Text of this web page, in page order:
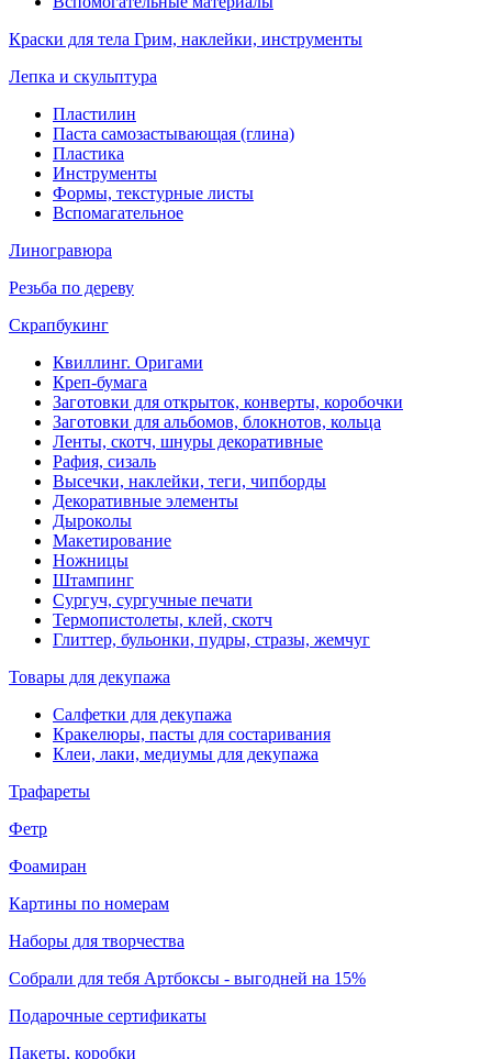
Краски для тела Грим, наклейки, инструменты
Лепка и скульптура
Пластилин
Паста самозастывающая (глина)
Пластика
Инструменты
Формы, текстурные листы
Вспомагательное
Линогравюра
Резьба по дереву
Скрапбукинг
Квиллинг. Оригами
Креп-бумага
Заготовки для открыток, конверты, коробочки
Заготовки для альбомов, блокнотов, кольца
Ленты, скотч, шнуры декоративные
Рафия, сизаль
Высечки, наклейки, теги, чипборды
Декоративные элементы
Дыроколы
Макетирование
Ножницы
Штампинг
Сургуч, сургучные печати
Термопистолеты, клей, скотч
Глиттер, бульонки, пудры, стразы, жемчуг
Товары для декупажа
Салфетки для декупажа
Кракелюры, пасты для состаривания
Клеи, лаки, медиумы для декупажа
Трафареты
Фетр
Фоамиран
Картины по номерам
Наборы для творчества
Собрали для тебя Артбоксы - выгодней на 15%
Подарочные сертификаты
Пакеты, коробки